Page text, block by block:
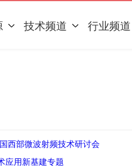
技术频道 行业频道
西部微波射频技术研讨会
应用新基建专题